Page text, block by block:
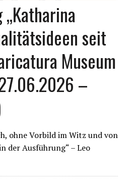
seit
Museum
–
ohne Vorbild im Witz und von
der Ausführung“ – Leo